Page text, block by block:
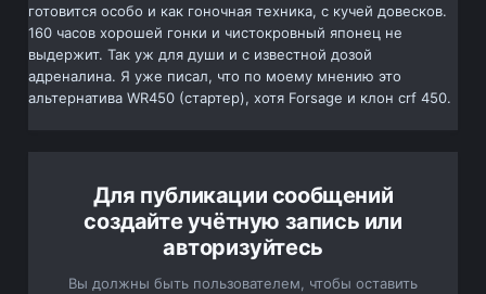
готовится особо и как гоночная техника, с кучей довесков.
160 часов хорошей гонки и чистокровный японец не
выдержит. Так уж для души и с известной дозой
адреналина. Я уже писал, что по моему мнению это
альтернатива WR450 (стартер), хотя Forsage и клон crf 450.
Для публикации сообщений
создайте учётную запись или
авторизуйтесь
Вы должны быть пользователем, чтобы оставить